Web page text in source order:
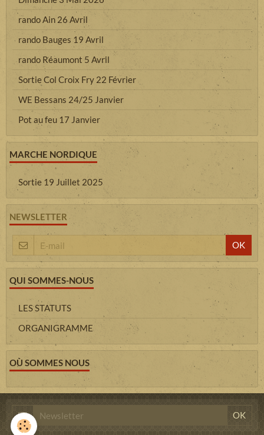
rando Ain 26 Avril
rando Bauges 19 Avril
rando Réaumont 5 Avril
Sortie Col Croix Fry 22 Février
WE Bessans 24/25 Janvier
Pot au feu 17 Janvier
MARCHE NORDIQUE
Sortie 19 Juillet 2025
NEWSLETTER
OK
QUI SOMMES-NOUS
LES STATUTS
ORGANIGRAMME
OÙ SOMMES NOUS